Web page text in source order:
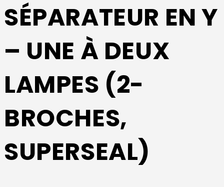
SÉPARATEUR EN Y
– UNE À DEUX
LAMPES (2-
BROCHES,
SUPERSEAL)